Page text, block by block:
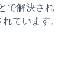
で解決され
ています。